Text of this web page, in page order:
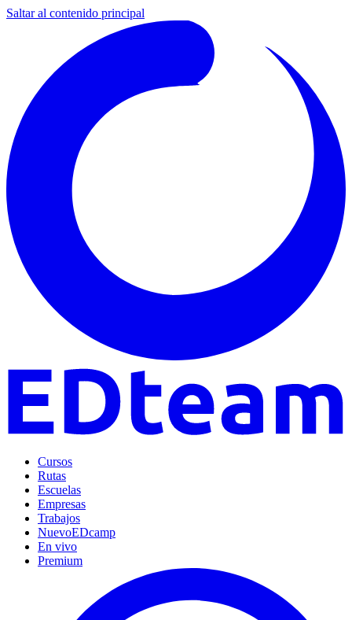
Saltar al contenido principal
Cursos
Rutas
Escuelas
Empresas
Trabajos
NuevoEDcamp
En vivo
Premium